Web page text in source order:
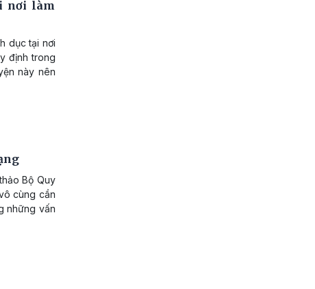
nơi làm
dục tại nơi
định trong
này nên
Bộ Quy
cùng cần
những vấn